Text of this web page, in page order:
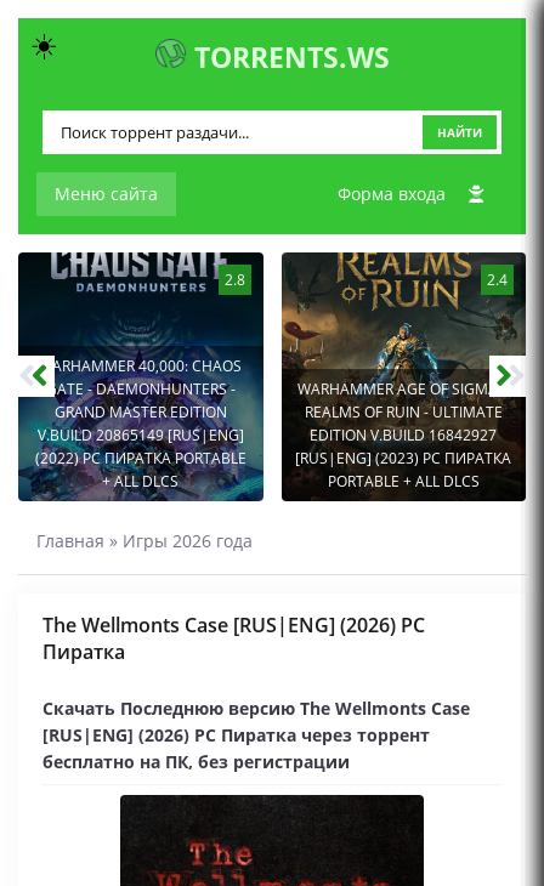
TORRENTS.WS
Меню сайта
НАЙТИ
Форма входа
2.8
WARHAMMER 40,000: CHAOS
GATE - DAEMONHUNTERS -
GRAND MASTER EDITION
V.BUILD 20865149 [RUS|ENG]
(2022) PC ПИРАТКА PORTABLE
+ ALL DLCS
2.4
WARHAMMER AGE OF SIGMAR:
REALMS OF RUIN - ULTIMATE
EDITION V.BUILD 16842927
[RUS|ENG] (2023) PC ПИРАТКА
PORTABLE + ALL DLCS
Главная » Игры 2026 года
The Wellmonts Case [RUS|ENG] (2026) PC
Пиратка
Скачать Последнюю версию The Wellmonts Case
[RUS|ENG] (2026) PC Пиратка через торрент
бесплатно на ПК, без регистрации
☀️